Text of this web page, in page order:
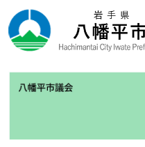
ー
ジ
ニ
ュ